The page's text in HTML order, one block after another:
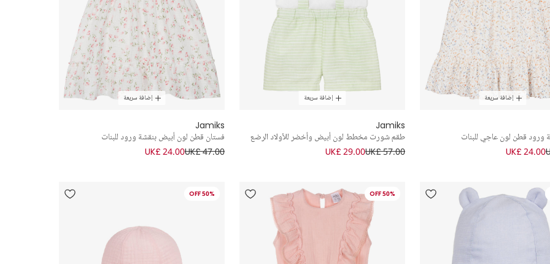
إضافة سريعة
ورود قطن لون عاجي للبنات
UK£ 24.00
إضافة سريعة
Jamiks
طقم شورت مخطط لون أبيض وأخضر للأولاد الرضع
UK£ 57.00
UK£ 29.00
إضافة سريعة
Jamiks
فستان قطن لون أبيض بنقشة ورود للبنات
UK£ 47.00
UK£ 24.00
50% OFF
50% OFF